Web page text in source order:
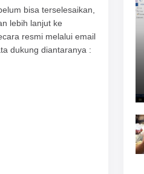
bisa terselesaikan,
lebih lanjut ke
resmi melalui email
dukung diantaranya :